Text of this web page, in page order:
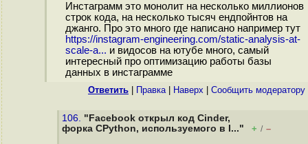
Инстаграмм это монолит на несколько миллионов
строк кода, на несколько тысяч ендпойнтов на
джанго. Про это много где написано например тут
https://instagram-engineering.com/static-analysis-at-
scale-a... и видосов на ютубе много, самый
интересный про оптимизацию работы базы
данных в инстаграмме
Ответить Правка| Наверх Cообщить модератору
106. "Facebook открыл код Cinder,
форка CPython, используемого в I..."
+ / –